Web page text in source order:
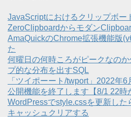
JavaScriptにおけるクリップボー
ZeroClipboardからモダン
AmaQuickのChrome拡張機能版
た
何曜日の何時ころがピークなの
プ的な分布を出すSQL
「ツイポーート/twport」2022年
公開機能を終了します【8/1 22時
WordPressでstyle.cssを更新し
キャッシュクリアする